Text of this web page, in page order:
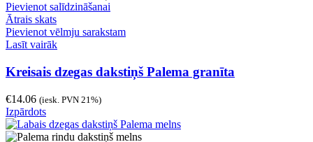
Pievienot salīdzināšanai
Ātrais skats
Pievienot vēlmju sarakstam
Lasīt vairāk
Kreisais dzegas dakstiņš Palema granīta
€14.06 (iesk. PVN 21%)
Izpārdots